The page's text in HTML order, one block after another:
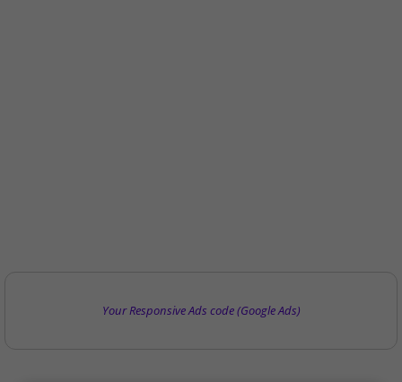
Your Responsive Ads code (Google Ads)